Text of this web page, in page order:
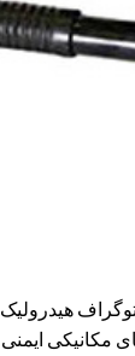
ایمنی